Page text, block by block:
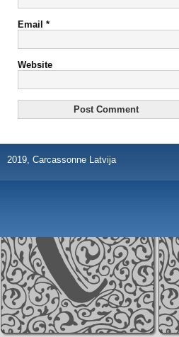
Email *
Website
2019, Carcassonne Latvija